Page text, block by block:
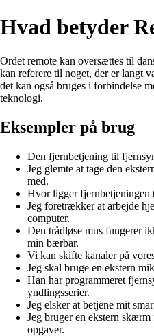
Hvad betyder
Ordet remote kan oversættes til
kan referere til noget, der er langt
det kan også bruges i forbindelse
teknologi.
Eksempler på brug
Den fjernbetjening til
Jeg glemte at tage den
med.
Hvor ligger
Jeg foretrækker at arbejde
computer.
Den trådløse mus fungerer
min bærbar.
Vi kan skifte kanaler på
Jeg skal bruge en ekstern
Han har programmeret
yndlingsserier.
Jeg elsker at betjene mit
Jeg bruger en ekstern
opgaver.